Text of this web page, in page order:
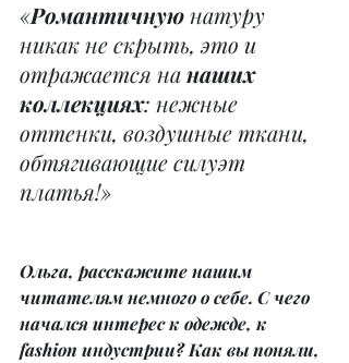
«Романтичную натуру
никак не скрыть, это и
отражается на наших
коллекциях: нежные
оттенки, воздушные ткани,
обтягивающие силуэт
платья!»
Ольга, расскажите нашим
читателям немного о себе. С чего
начался интерес к одежде, к
fashion индустрии? Как вы поняли,